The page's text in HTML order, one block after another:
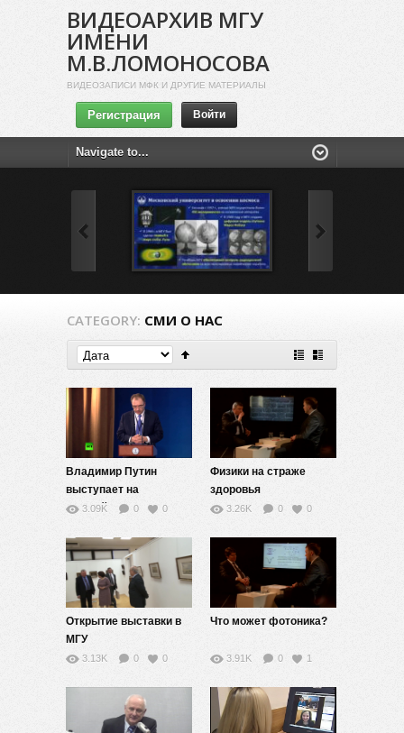
ВИДЕОАРХИВ МГУ
ИМЕНИ
М.В.ЛОМОНОСОВА
ВИДЕОЗАПИСИ МФК И ДРУГИЕ МАТЕРИАЛЫ
Регистрация Войти
CATEGORY: СМИ О НАС
Владимир Путин
выступает на
юбилейном Х съезде
ректоров
3.09K 0 0
Физики на страже
здоровья
3.26K 0 0
Открытие выставки в
МГУ
3.13K 0 0
Что может фотоника?
3.91K 0 1